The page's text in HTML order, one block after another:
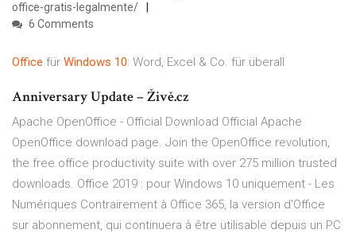
office-gratis-legalmente/
6 Comments
Office für Windows 10: Word, Excel & Co. für überall
Anniversary Update – Živě.cz
Apache OpenOffice - Official Download Official Apache
OpenOffice download page. Join the OpenOffice revolution,
the free office productivity suite with over 275 million trusted
downloads. Office 2019 : pour Windows 10 uniquement - Les
Numériques Contrairement à Office 365, la version d'Office
sur abonnement, qui continuera à être utilisable depuis un PC